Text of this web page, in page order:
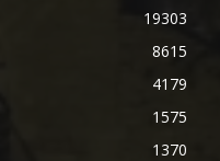
19303
8615
4179
1575
1370